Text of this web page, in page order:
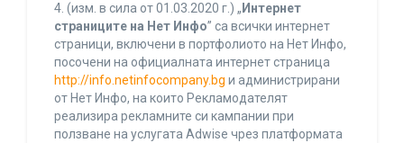
4. (изм. в сила от 01.03.2020 г.) „ Интернет
страниците на Нет Инфо” са всички интернет
страници, включени в портфолиото на Нет Инфо,
посочени на официалната интернет страница
http://info.netinfocompany.bg и администрирани
от Нет Инфо, на които Рекламодателят
реализира рекламните си кампании при
ползване на услугата Adwise чрез платформата